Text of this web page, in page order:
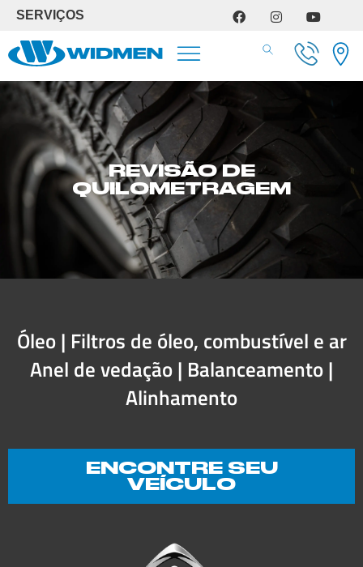
SERVIÇOS
REVISÃO DE
QUILOMETRAGEM
Óleo | Filtros de óleo, combustível e ar
Anel de vedação | Balanceamento |
Alinhamento
ENCONTRE SEU
VEÍCULO